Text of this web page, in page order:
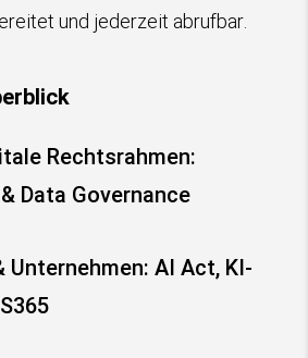
und jederzeit abrufbar.
Rechtsrahmen:
Data Governance
Unternehmen: AI Act, KI-